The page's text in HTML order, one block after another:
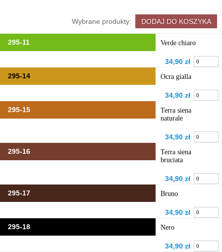
Wybrane produkty:
295-11 Verde chiaro
34,90 zł
295-14
Ocra gialla
34,90 zł
295-15
Terra siena
naturale
34,90 zł
295-16
Terra siena
bruciata
34,90 zł
295-17
Bruno
34,90 zł
295-18
Nero
34,90 zł